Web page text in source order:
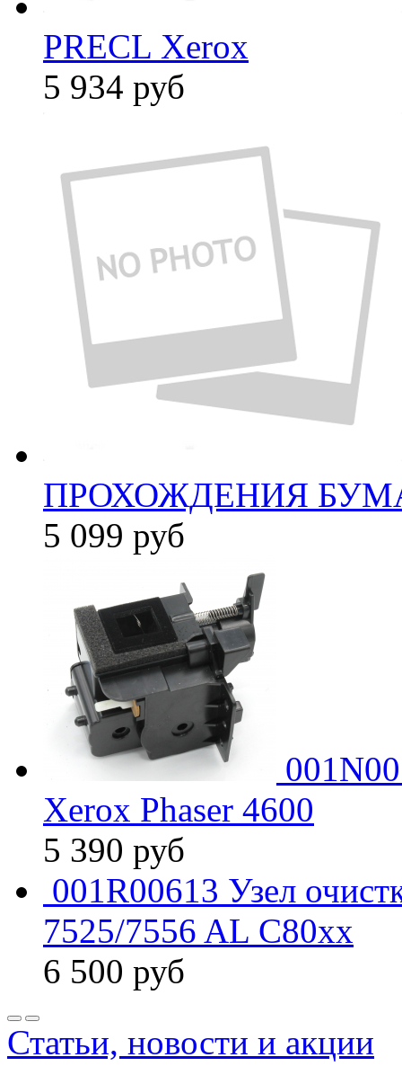
PRECL Xerox
5 934 руб
ПРОХОЖДЕНИЯ
5 099 руб
Xerox Phaser 4600
5 390 руб
001R00613 Узел
7525/7556 AL C80xx
6 500 руб
Статьи, новости и акции